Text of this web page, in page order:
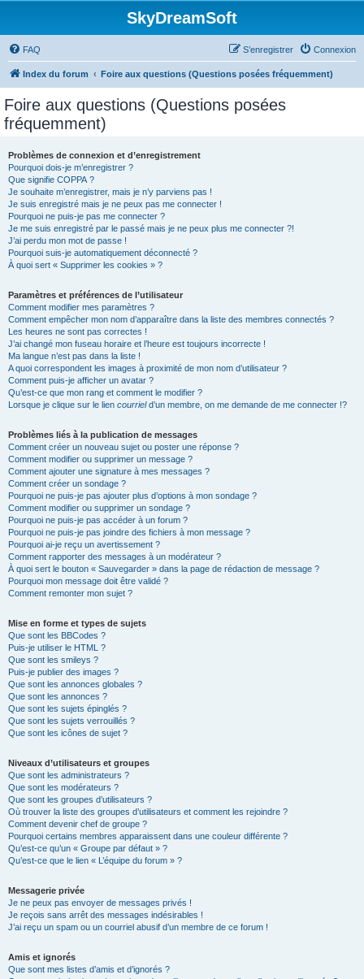
SkyDreamSoft
FAQ Connexion
S’enregistrer
Index du forum Foire aux questions (Questions posées fréquemment)
Foire aux questions (Questions posées
fréquemment)
Problèmes de connexion et d’enregistrement
Pourquoi dois-je m’enregistrer ?
Que signifie COPPA ?
Je souhaite m’enregistrer, mais je n’y parviens pas !
Je suis enregistré mais je ne peux pas me connecter !
Pourquoi ne puis-je pas me connecter ?
Je me suis enregistré par le passé mais je ne peux plus me connecter ?!
J’ai perdu mon mot de passe !
Pourquoi suis-je automatiquement déconnecté ?
À quoi sert « Supprimer les cookies » ?
Paramètres et préférences de l’utilisateur
Comment modifier mes paramètres ?
Comment empêcher mon nom d’apparaître dans la liste des membres connectés ?
Les heures ne sont pas correctes !
J’ai changé mon fuseau horaire et l’heure est toujours incorrecte !
Ma langue n’est pas dans la liste !
A quoi correspondent les images à proximité de mon nom d’utilisateur ?
Comment puis-je afficher un avatar ?
Qu’est-ce que mon rang et comment le modifier ?
Lorsque je clique sur le lien courrield’un membre, on me demande de me connecter !?
Problèmes liés à la publication de messages
Comment créer un nouveau sujet ou poster une réponse ?
Comment modifier ou supprimer un message ?
Comment ajouter une signature à mes messages ?
Comment créer un sondage ?
Pourquoi ne puis-je pas ajouter plus d’options à mon sondage ?
Comment modifier ou supprimer un sondage ?
Pourquoi ne puis-je pas accéder à un forum ?
Pourquoi ne puis-je pas joindre des fichiers à mon message ?
Pourquoi ai-je reçu un avertissement ?
Comment rapporter des messages à un modérateur ?
À quoi sert le bouton « Sauvegarder » dans la page de rédaction de message ?
Pourquoi mon message doit être validé ?
Comment remonter mon sujet ?
Mise en forme et types de sujets
Que sont les BBCodes ?
Puis-je utiliser le HTML ?
Que sont les smileys ?
Puis-je publier des images ?
Que sont les annonces globales ?
Que sont les annonces ?
Que sont les sujets épinglés ?
Que sont les sujets verrouillés ?
Que sont les icônes de sujet ?
Niveaux d’utilisateurs et groupes
Que sont les administrateurs ?
Que sont les modérateurs ?
Que sont les groupes d’utilisateurs ?
Où trouver la liste des groupes d’utilisateurs et comment les rejoindre ?
Comment devenir chef de groupe ?
Pourquoi certains membres apparaissent dans une couleur différente ?
Qu’est-ce qu’un « Groupe par défaut » ?
Qu’est-ce que le lien « L’équipe du forum » ?
Messagerie privée
Je ne peux pas envoyer de messages privés !
Je reçois sans arrêt des messages indésirables !
J’ai reçu un spam ou un courriel abusif d’un membre de ce forum !
Amis et ignorés
Que sont mes listes d’amis et d’ignorés ?